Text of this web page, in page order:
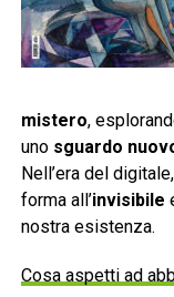
mistero,
uno sguardo
Nell’era del
forma all’invisibile
nostra esistenza.
Cosa aspetti ad